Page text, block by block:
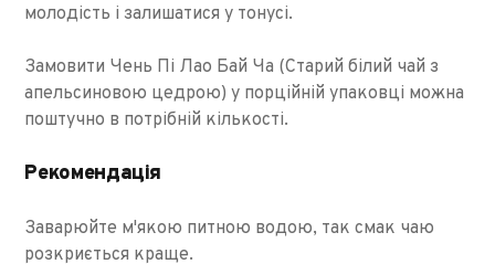
молодість і залишатися у тонусі.
Замовити Чень Пі Лао Бай Ча (Старий білий чай з
апельсиновою цедрою) у порційній упаковці можна
поштучно в потрібній кількості.
Рекомендація
Заварюйте м'якою питною водою, так смак чаю
розкриється краще.